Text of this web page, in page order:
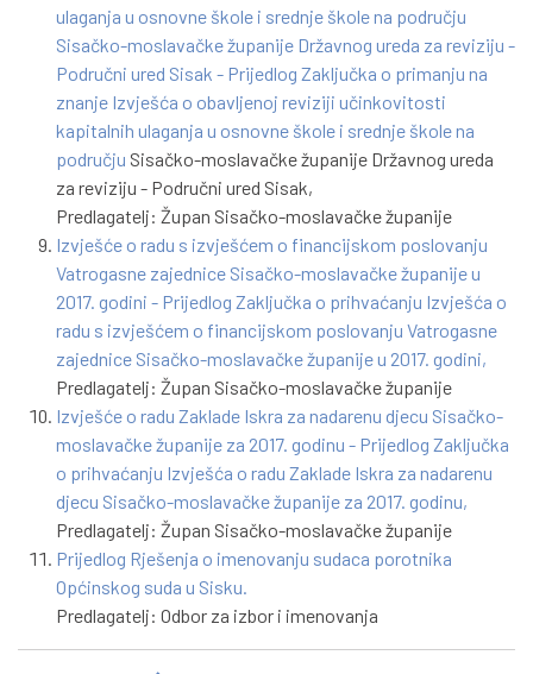
ulaganja u osnovne škole i srednje škole na području
Sisačko-moslavačke županije Državnog ureda za reviziju -
Područni ured Sisak - Prijedlog Zaključka o primanju na
znanje Izvješća o obavljenoj reviziji učinkovitosti
kapitalnih ulaganja u osnovne škole i srednje škole na
području Sisačko-moslavačke županije Državnog ureda
za reviziju - Područni ured Sisak,
Predlagatelj: Župan Sisačko-moslavačke županije
Izvješće o radu s izvješćem o financijskom poslovanju
Vatrogasne zajednice Sisačko-moslavačke županije u
2017. godini - Prijedlog Zaključka o prihvaćanju Izvješća o
radu s izvješćem o financijskom poslovanju Vatrogasne
zajednice Sisačko-moslavačke županije u 2017. godini,
Predlagatelj: Župan Sisačko-moslavačke županije
Izvješće o radu Zaklade Iskra za nadarenu djecu Sisačko-
moslavačke županije za 2017. godinu - Prijedlog Zaključka
o prihvaćanju Izvješća o radu Zaklade Iskra za nadarenu
djecu Sisačko-moslavačke županije za 2017. godinu,
Predlagatelj: Župan Sisačko-moslavačke županije
Prijedlog Rješenja o imenovanju sudaca porotnika
Općinskog suda u Sisku.
Predlagatelj: Odbor za izbor i imenovanja